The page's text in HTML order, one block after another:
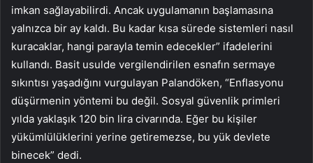
imkan sağlayabilirdi. Ancak uygulamanın başlamasına
yalnızca bir ay kaldı. Bu kadar kısa sürede sistemleri nasıl
kuracaklar, hangi parayla temin edecekler” ifadelerini
kullandı. Basit usulde vergilendirilen esnafın sermaye
sıkıntısı yaşadığını vurgulayan Palandöken, “Enflasyonu
düşürmenin yöntemi bu değil. Sosyal güvenlik primleri
yılda yaklaşık 120 bin lira civarında. Eğer bu kişiler
yükümlülüklerini yerine getiremezse, bu yük devlete
binecek” dedi.